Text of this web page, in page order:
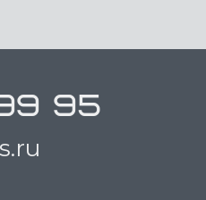
95